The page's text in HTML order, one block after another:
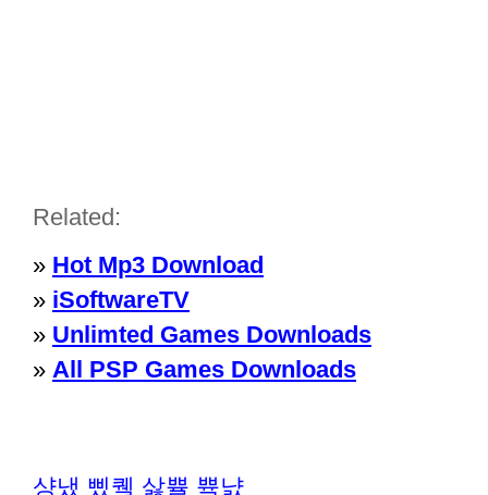
Related:
» Hot Mp3 Download
» iSoftwareTV
» Unlimted Games Downloads
» All PSP Games Downloads
샹냈 삤퀰 삻쁄 쁔냜